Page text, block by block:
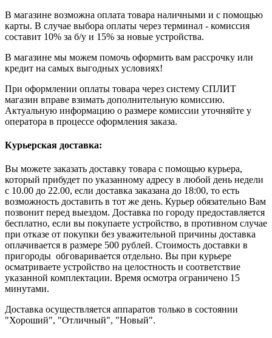
В магазине возможна оплата товара наличными и с помощью
карты. В случае выбора оплаты через терминал - комиссия
составит 10% за б/у и 15% за новые устройства.
В магазине мы можем помочь оформить вам рассрочку или
кредит на самых выгодных условиях!
При оформлении оплаты товара через систему СПЛИТ
магазин вправе взимать дополнительную комиссию.
Актуальную информацию о размере комиссии уточняйте у
оператора в процессе оформления заказа.
Курьерская доставка:
Вы можете заказать доставку товара с помощью курьера,
который прибудет по указанному адресу в любой день недели
с 10.00 до 22.00, если доставка заказана до 18:00, то есть
возможность доставить в тот же день. Курьер обязательно Вам
позвонит перед выездом. Доставка по городу предоставляется
бесплатно, если вы покупаете устройство, в противном случае
при отказе от покупки без уважительной причины доставка
оплачивается в размере 500 рублей. Стоимость доставки в
пригороды обговаривается отдельно. Вы при курьере
осматриваете устройство на целостность и соответствие
указанной комплектации. Время осмотра ограничено 15
минутами.
Доставка осуществляется аппаратов только в состоянии
"Хороший", "Отличный", "Новый".